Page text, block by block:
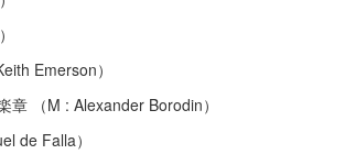
Emerson）
章 （M : Alexander Borodin）
de Falla）